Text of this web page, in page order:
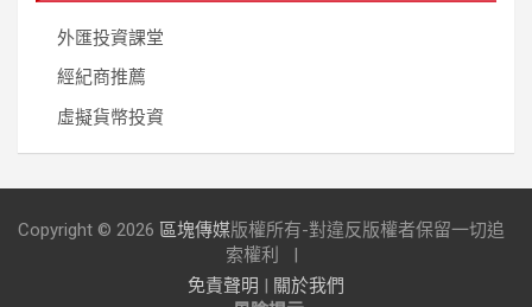
外匯投資課堂
經紀商推薦
虛擬貨幣投資
Copyright © 2026 區塊傳媒版權所有-對違反版權者保留一切追
索權利
免責聲明 | 關於我們